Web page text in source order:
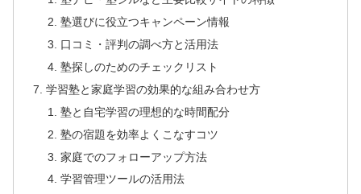
塾選びに役立つキャンペーン情報
口コミ・評判の調べ方と活用法
塾探しのためのチェックリスト
学習塾と家庭学習の効果的な組み合わせ方
塾と自宅学習の理想的な時間配分
塾の宿題を効率よくこなすコツ
家庭でのフォローアップ方法
学習管理ツールの活用法